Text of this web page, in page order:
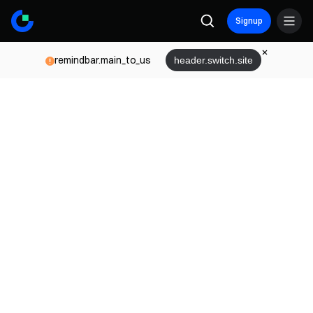
Signup
remindbar.main_to_us header.switch.site